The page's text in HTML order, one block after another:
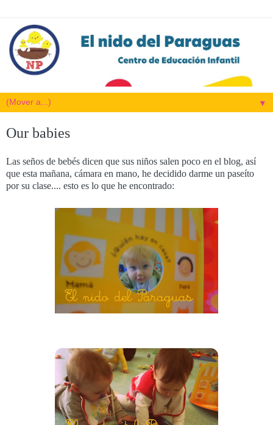
▼
Our babies
Las seños de bebés dicen que sus niños salen poco en el blog, así
que esta mañana, cámara en mano, he decidido darme un paseíto
por su clase.... esto es lo que he encontrado: